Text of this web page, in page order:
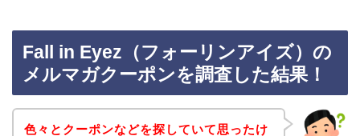
Fall in Eyez（フォーリンアイズ）の
メルマガクーポンを調査した結果！
色々とクーポンなどを探していて思ったけ